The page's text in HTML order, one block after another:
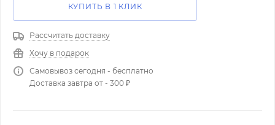
КУПИТЬ В 1 КЛИК
Рассчитать доставку
Хочу в подарок
Самовывоз сегодня - бесплатно
Доставка завтра от - 300 ₽